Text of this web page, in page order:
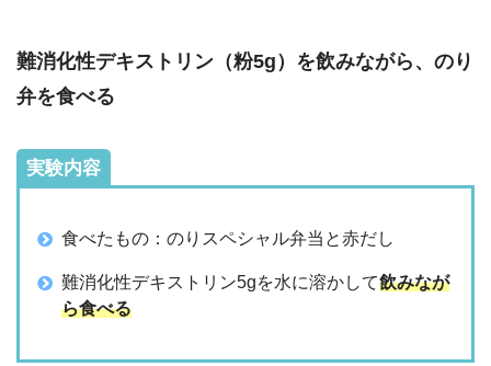
難消化性デキストリン（粉5g）を飲みながら、のり
弁を食べる
実験内容
食べたもの：のりスペシャル弁当と赤だし
難消化性デキストリン5gを水に溶かして飲みなが
ら食べる